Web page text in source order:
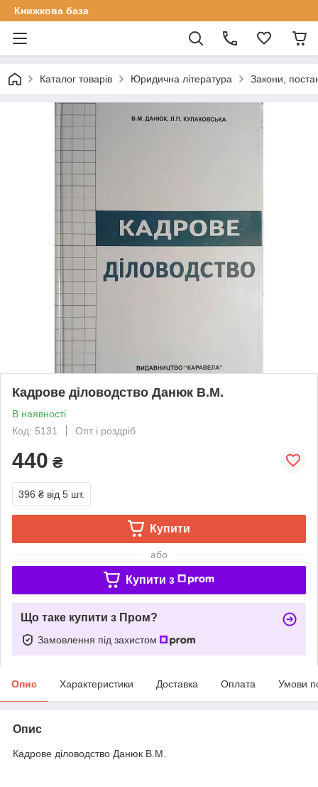
Книжкова база
Каталог товарів Юридична література Закони,
Кадрове діловодство Данюк В.М.
В наявності
Код: 5131
Опт і роздріб
440 ₴
396 ₴ від 5 шт.
Купити
або
Купити з
Що таке купити з Пром?
Замовлення під захистом
Опис Характеристики Доставка Оплата Умови
Опис
Кадрове діловодство Данюк В.М.